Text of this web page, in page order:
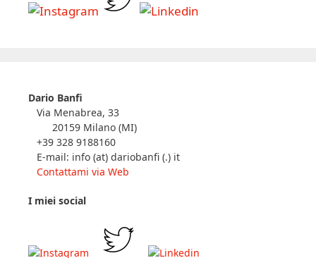
Dario Banfi
Via Menabrea, 33
20159 Milano (MI)
+39 328 9188160
E-mail: info (at) dariobanfi (.) it
Contattami via Web
I miei social